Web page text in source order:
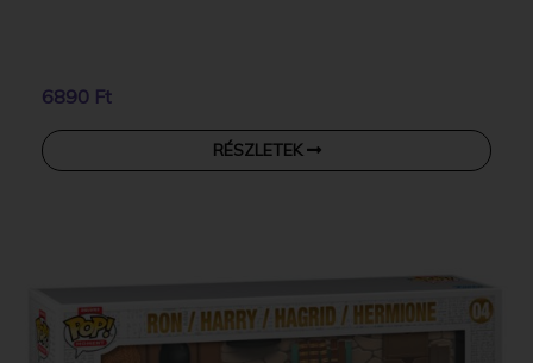
6890 Ft
RÉSZLETEK